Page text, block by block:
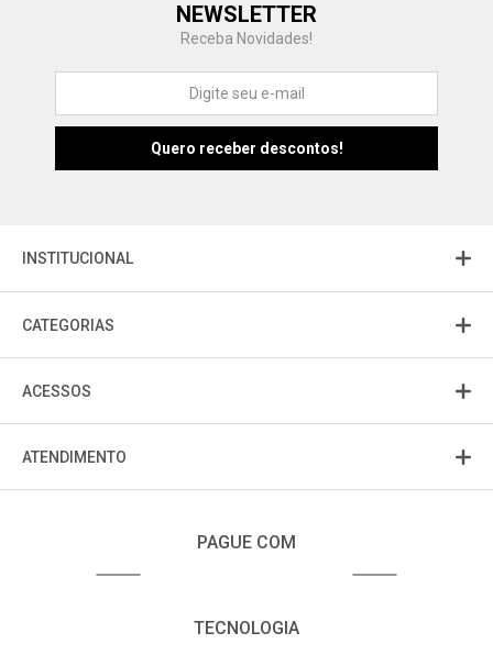
NEWSLETTER
Receba Novidades!
INSTITUCIONAL
CATEGORIAS
ACESSOS
ATENDIMENTO
PAGUE COM
TECNOLOGIA
Fu Fujisom